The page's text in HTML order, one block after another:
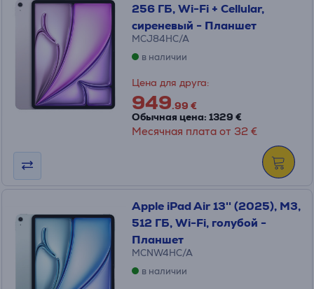
256 ГБ, Wi-Fi + Cellular,
сиреневый - Планшет
MCJ84HC/A
в наличии
Цена для друга:
949.99 €
Обычная цена: 1329 €
Месячная плата от 32 €
Apple iPad Air 13'' (2025), M3,
512 ГБ, Wi-Fi, голубой -
Планшет
MCNW4HC/A
в наличии